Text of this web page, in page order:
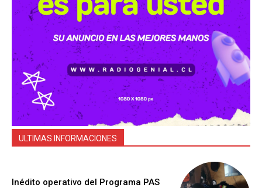
ULTIMAS INFORMACIONES
Inédito operativo del Programa PAS